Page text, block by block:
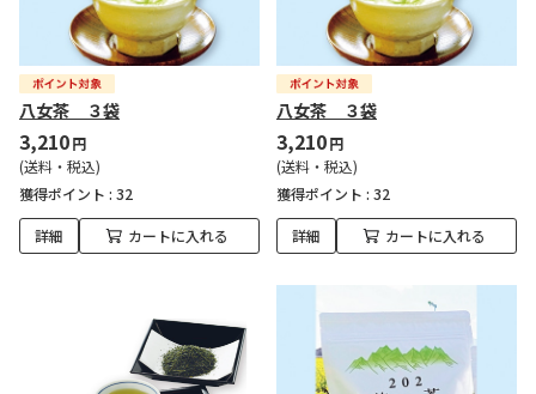
八女茶 ３袋
3,210円
(送料・税込)
獲得ポイント : 32
詳細 カートに入れる
八女茶 ３袋
3,210円
(送料・税込)
獲得ポイント : 32
詳細 カートに入れる